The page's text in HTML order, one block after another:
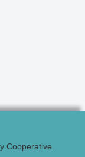
Cooperative.